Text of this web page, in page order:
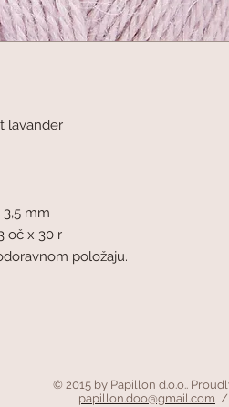
lavander
mm
oč x 30 r
položaju.
© 2015 by Papillon d.o.o..
papillon.doo@gmail.com /